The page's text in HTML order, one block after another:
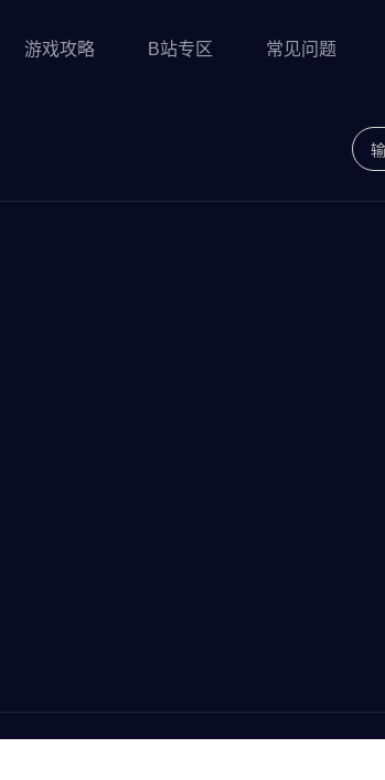
游戏攻略 B站专区 常见问题